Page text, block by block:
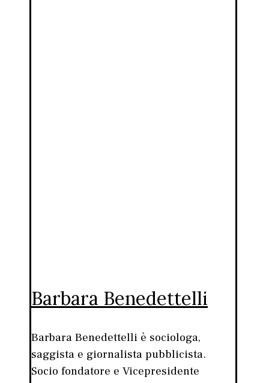
Barbara Benedettelli
Barbara Benedettelli è sociologa,
saggista e giornalista pubblicista.
Socio fondatore e Vicepresidente